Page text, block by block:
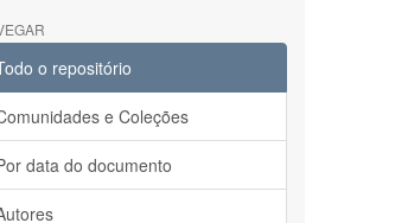
o repositório
e Coleções
data do documento